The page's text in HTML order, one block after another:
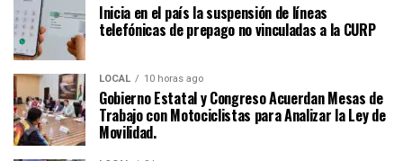
Inicia en el país la suspensión de líneas
telefónicas de prepago no vinculadas a la CURP
LOCAL 10 horas ago
Gobierno Estatal y Congreso Acuerdan Mesas de
Trabajo con Motociclistas para Analizar la Ley de
Movilidad.